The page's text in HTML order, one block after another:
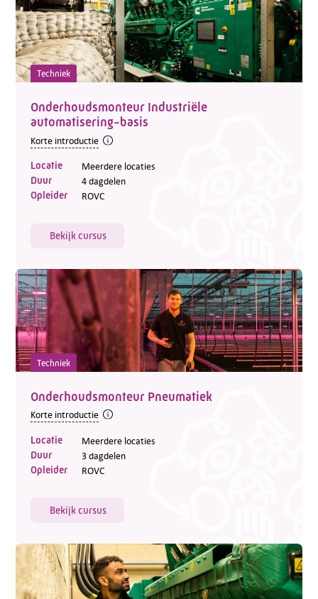
Techniek
Onderhoudsmonteur Industriële
automatisering-basis
Korte introductie
Locatie Meerdere locaties
Duur 4 dagdelen
Opleider ROVC
Bekijk cursus
Techniek
Onderhoudsmonteur Pneumatiek
Korte introductie
Locatie Meerdere locaties
Duur 3 dagdelen
Opleider ROVC
Bekijk cursus